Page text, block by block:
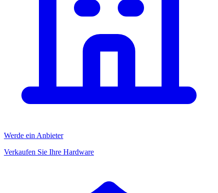
Werde ein Anbieter
Verkaufen Sie Ihre Hardware